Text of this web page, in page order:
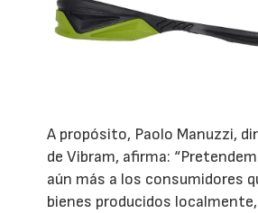
A propósito, Paolo Manuzzi,
de Vibram, afirma:
aún más a los consumidores
bienes producidos